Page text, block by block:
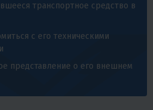
транспортное средство в
с его техническими
представление о его внешнем